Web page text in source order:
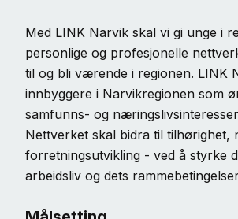
Med LINK Narvik skal vi gi unge i
personlige og profesjonelle
til og bli værende i regionen. LINK
innbyggere i Narvikregionen som
samfunns- og
Nettverket skal bidra til tilhørighet,
forretningsutvikling - ved å styrke
arbeidsliv og dets